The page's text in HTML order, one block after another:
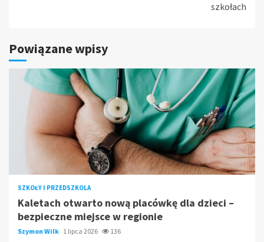
szkołach
Powiązane wpisy
SZKOŁY I PRZEDSZKOLA
Kaletach otwarto nową placówkę dla dzieci –
bezpieczne miejsce w regionie
Szymon Wilk 1 lipca 2026 136